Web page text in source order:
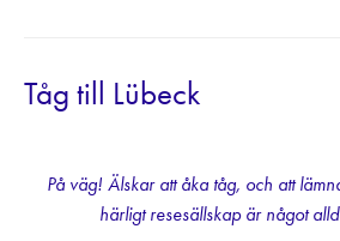
Tåg till Lübeck
På väg! Älskar att åka tåg, och att
härligt resesällskap är något